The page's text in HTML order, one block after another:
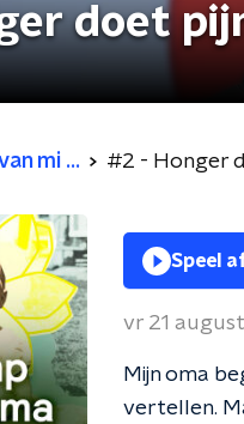
doet
mi ... #2 - Honger
Speel
vr 21
Mijn oma
vertellen.